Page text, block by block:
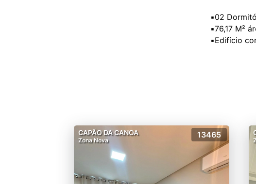
▪️02
▪️76,17 M²
CAPÃO DA CANOA
Zona Nova
13465